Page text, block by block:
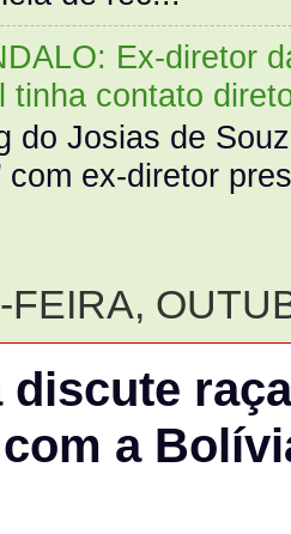
Ex-diretor
tinha contato
do Josias de
com ex-diretor
discute
a